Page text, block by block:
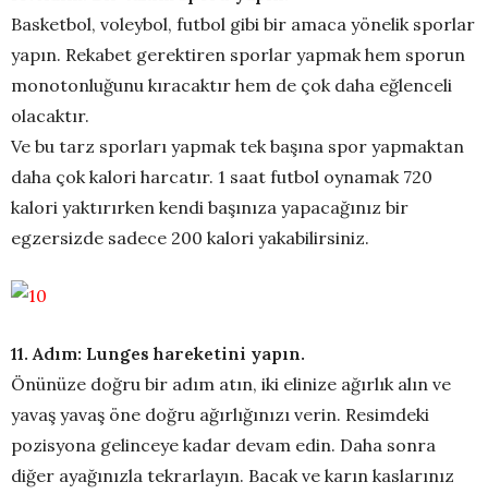
Basketbol, voleybol, futbol gibi bir amaca yönelik sporlar
yapın. Rekabet gerektiren sporlar yapmak hem sporun
monotonluğunu kıracaktır hem de çok daha eğlenceli
olacaktır.
Ve bu tarz sporları yapmak tek başına spor yapmaktan
daha çok kalori harcatır. 1 saat futbol oynamak 720
kalori yaktırırken kendi başınıza yapacağınız bir
egzersizde sadece 200 kalori yakabilirsiniz.
11. Adım: Lunges hareketini yapın.
Önünüze doğru bir adım atın, iki elinize ağırlık alın ve
yavaş yavaş öne doğru ağırlığınızı verin. Resimdeki
pozisyona gelinceye kadar devam edin. Daha sonra
diğer ayağınızla tekrarlayın. Bacak ve karın kaslarınız